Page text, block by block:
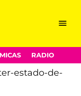
Menu
RADIO